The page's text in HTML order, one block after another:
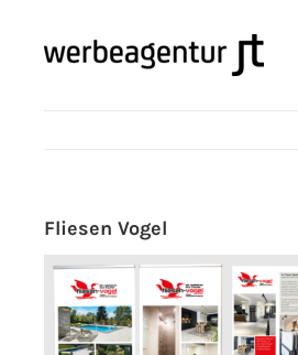
springen
Fliesen Vogel